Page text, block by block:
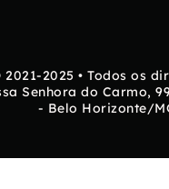
2021-2025 • Todos os
Senhora do Carmo,
- Belo Horizonte/